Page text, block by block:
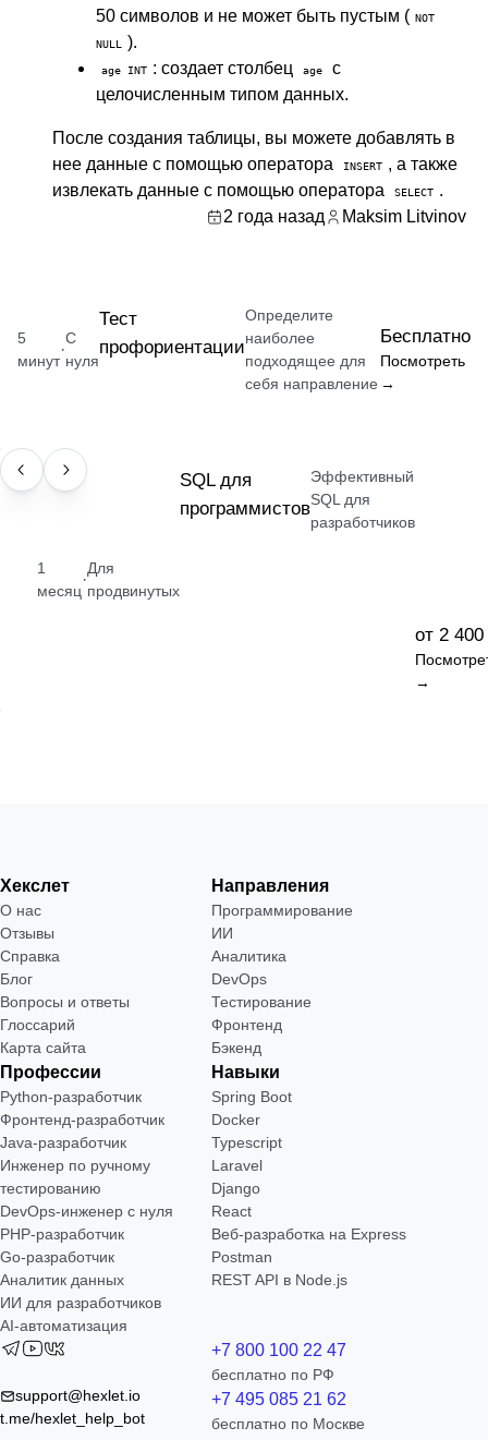
50 символов и не может быть пустым ( NOT
NULL
).
age INT : создает столбец age
с
целочисленным типом данных.
После создания таблицы, вы можете добавлять в
нее данные с помощью оператора
INSERT , а также
извлекать данные с помощью оператора
SELECT .
2 года назад
Maksim Litvinov
5
минут
·
С
нуля
Тест
профориентации
Определите
наиболее
подходящее для
себя направление
Бесплатно
Посмотреть
→
НАВЫК
1
месяц
·
Для
продвинутых
SQL для
программистов
Эффективный
SQL для
разработчиков
от 2
→
Хекслет
О нас
Отзывы
Справка
Блог
Вопросы и ответы
Глоссарий
Карта сайта
Направления
Программирование
ИИ
Аналитика
DevOps
Тестирование
Фронтенд
Бэкенд
Профессии
Python-разработчик
Фронтенд-разработчик
Java-разработчик
Инженер по ручному
тестированию
DevOps-инженер с нуля
РНР-разработчик
Go-разработчик
Аналитик данных
ИИ для разработчиков
AI-автоматизация
Навыки
Spring Boot
Docker
Typescript
Laravel
Django
React
Веб-разработка на Express
Postman
REST API в Node.js
support@hexlet.io
t.me/hexlet_help_bot
+7 800 100 22 47
бесплатно по РФ
+7 495 085 21 62
бесплатно по Москве